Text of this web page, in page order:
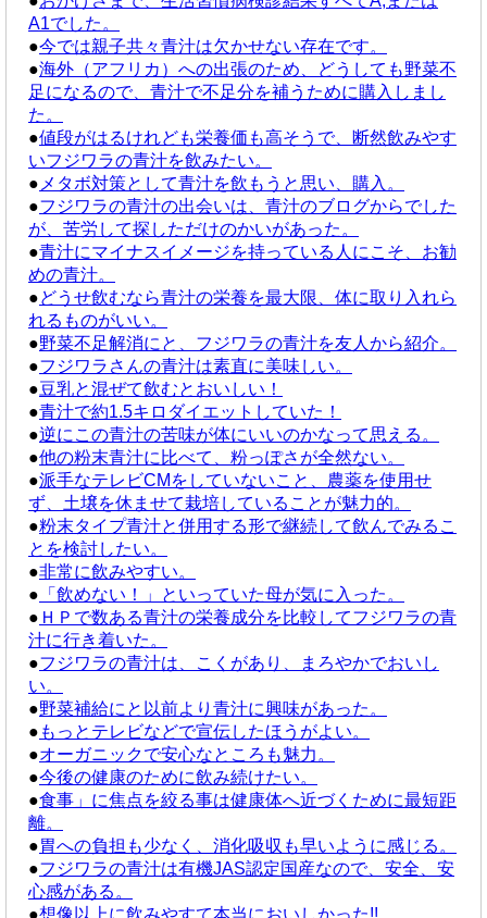
A1でした。
●今では親子共々青汁は欠かせない存在です。
●海外（アフリカ）への出張のため、どうしても野菜不
足になるので、青汁で不足分を補うために購入しまし
た。
●値段がはるけれども栄養価も高そうで、断然飲みやす
いフジワラの青汁を飲みたい。
● メタボ対策として青汁を飲もうと思い、購入。
●フジワラの青汁の出会いは、青汁のブログからでした
が、苦労して探しただけのかいがあった。
●青汁にマイナスイメージを持っている人にこそ、お勧
めの青汁。
●どうせ飲むなら青汁の栄養を最大限、体に取り入れら
れるものがいい。
●野菜不足解消にと、フジワラの青汁を友人から紹介。
●フジワラさんの青汁は素直に美味しい。
●豆乳と混ぜて飲むとおいしい！
●青汁で約1.5キロダイエットしていた！
●逆にこの青汁の苦味が体にいいのかなって思える。
●他の粉末青汁に比べて、粉っぽさが全然ない。
●派手なテレビCMをしていないこと、農薬を使用せ
ず、土壌を休ませて栽培していることが魅力的。
●粉末タイプ青汁と併用する形で継続して飲んでみるこ
とを検討したい。
●非常に飲みやすい。
● 「飲めない！」といっていた母が気に入った。
● ＨＰで数ある青汁の栄養成分を比較してフジワラの青
汁に行き着いた。
●フジワラの青汁は、こくがあり、まろやかでおいし
い。
●野菜補給にと以前より青汁に興味があった。
● もっとテレビなどで宣伝したほうがよい。
●オーガニックで安心なところも魅力。
●今後の健康のために飲み続けたい。
●食事」に焦点を絞る事は健康体へ近づくために最短距
離。
●胃への負担も少なく、消化吸収も早いように感じる。
●フジワラの青汁は有機JAS認定国産なので、安全、安
心感がある。
●想像以上に飲みやすて本当においしかった!!